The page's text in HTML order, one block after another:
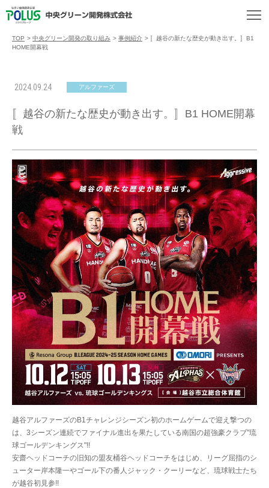
TOP > 中央グリーン開発の取り組み > 事例紹介 > 〚越谷の新たな歴史が動き出す。〛B1
HOME開幕戦
2024.09.24 アルファーズ
〚越谷の新たな歴史が動き出す。〛B1 HOME開幕
戦
越谷アルファーズのB1チャレンジシーズン初のホームゲームで迎え撃つの
は、3シーズン連続でファイナル進出を果たしている南国の超強豪クラブ"琉
球ゴールデンキングス"!!
安齋ヘッドコーチの旧知の盟友桶谷ヘッドコーチをはじめ、リーグ屈指のシ
ューター岸本隆一やゴール下の番人ジャック・クーリーなど、琉球戦士たち
が越谷初見参!!